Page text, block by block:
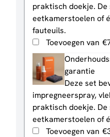
praktisch doekje.
eetkamerstoelen of
fauteuils.
Toevoegen van €
garantie
Deze set
impregneerspray,
praktisch doekje.
eetkamerstoelen of
Toevoegen van €